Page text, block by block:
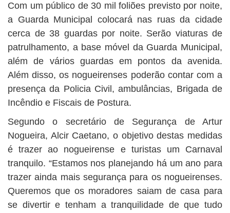
Com um público de 30 mil foliões previsto por noite,
a Guarda Municipal colocará nas ruas da cidade
cerca de 38 guardas por noite. Serão viaturas de
patrulhamento, a base móvel da Guarda Municipal,
além de vários guardas em pontos da avenida.
Além disso, os nogueirenses poderão contar com a
presença da Policia Civil, ambulâncias, Brigada de
Incêndio e Fiscais de Postura.
Segundo o secretário de Segurança de Artur
Nogueira, Alcir Caetano, o objetivo destas medidas
é trazer ao nogueirense e turistas um Carnaval
tranquilo. “Estamos nos planejando há um ano para
trazer ainda mais segurança para os nogueirenses.
Queremos que os moradores saiam de casa para
se divertir e tenham a tranquilidade de que tudo